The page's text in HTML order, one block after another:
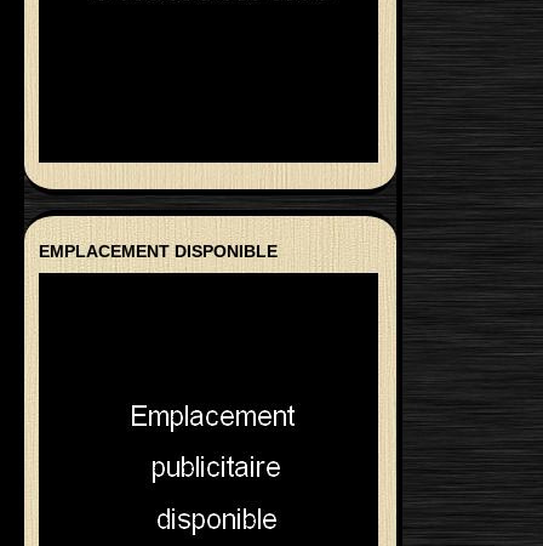
EMPLACEMENT DISPONIBLE